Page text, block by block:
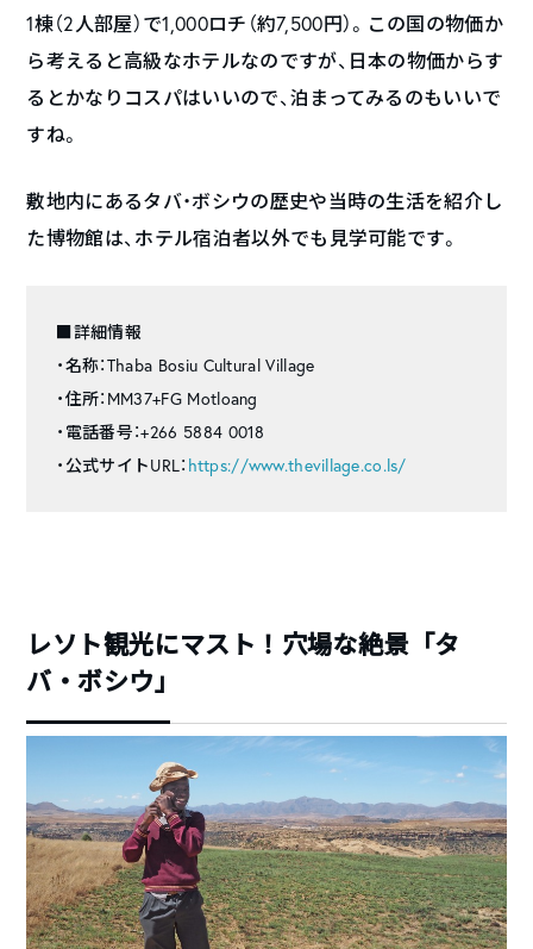
1棟（2人部屋）で1,000ロチ（約7,500円）。この国の物価か
ら考えると高級なホテルなのですが、日本の物価からす
るとかなりコスパはいいので、泊まってみるのもいいで
すね。
敷地内にあるタバ・ボシウの歴史や当時の生活を紹介し
た博物館は、ホテル宿泊者以外でも見学可能です。
■詳細情報
・名称：Thaba Bosiu Cultural Village
・住所：MM37+FG Motloang
・電話番号：+266 5884 0018
・公式サイトURL： https://www.thevillage.co.ls/
レソト観光にマスト！穴場な絶景「タ
バ・ボシウ」